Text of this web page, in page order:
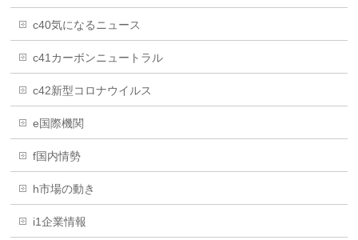
c40気になるニュース
c41カーボンニュートラル
c42新型コロナウイルス
e国際機関
f国内情勢
h市場の動き
i1企業情報